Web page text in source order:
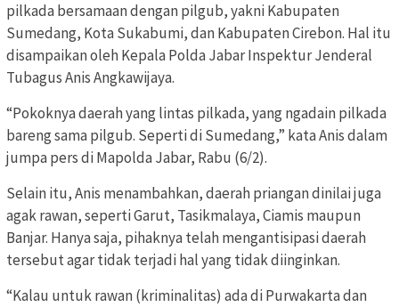
pilkada bersamaan dengan pilgub, yakni Kabupaten
Sumedang, Kota Sukabumi, dan Kabupaten Cirebon. Hal itu
disampaikan oleh Kepala Polda Jabar Inspektur Jenderal
Tubagus Anis Angkawijaya.
“Pokoknya daerah yang lintas pilkada, yang ngadain pilkada
bareng sama pilgub. Seperti di Sumedang,” kata Anis dalam
jumpa pers di Mapolda Jabar, Rabu (6/2).
Selain itu, Anis menambahkan, daerah priangan dinilai juga
agak rawan, seperti Garut, Tasikmalaya, Ciamis maupun
Banjar. Hanya saja, pihaknya telah mengantisipasi daerah
tersebut agar tidak terjadi hal yang tidak diinginkan.
“Kalau untuk rawan (kriminalitas) ada di Purwakarta dan